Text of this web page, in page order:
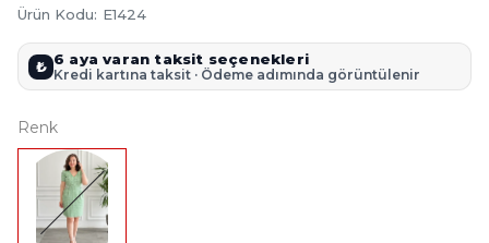
Ürün Kodu: E1424
₺ 6 aya varan taksit seçenekleri
Kredi kartına taksit · Ödeme adımında görüntülenir
Renk